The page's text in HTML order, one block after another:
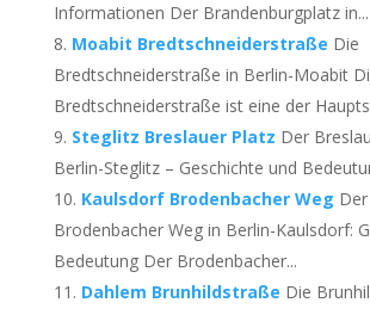
Informationen Der Brandenburgplatz in...
Moabit Bredtschneiderstraße Die
Bredtschneiderstraße in Berlin-Moabit
Bredtschneiderstraße ist eine der
Steglitz Breslauer Platz Der
Berlin-Steglitz – Geschichte und
Kaulsdorf Brodenbacher Weg Der
Brodenbacher Weg in Berlin-Kaulsdorf:
Bedeutung Der Brodenbacher...
Dahlem Brunhildstraße Die